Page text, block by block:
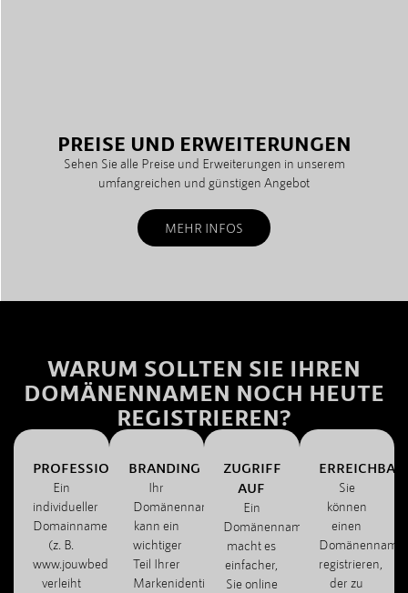
PREISE UND ERWEITERUNGEN
Sehen Sie alle Preise und Erweiterungen in unserem
umfangreichen und günstigen Angebot
MEHR INFOS
WARUM SOLLTEN SIE IHREN
DOMÄNENNAMEN NOCH HEUTE
REGISTRIEREN?
PROFESSIONALITÄT
Ein
individueller
Domainname
(z. B.
www.jouwbedrijf.com)
verleiht
BRANDING
Ihr
Domänenname
kann ein
wichtiger
Teil Ihrer
Markenidentität
ZUGRIFF
AUF
Ein
Domänenname
macht es
einfacher,
Sie online
Sie
können
einen
registrieren,
der zu